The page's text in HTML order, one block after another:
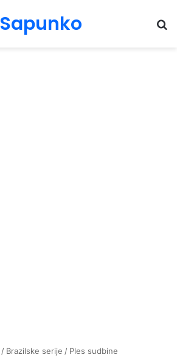
Sapunko
/ Brazilske serije / Ples sudbine